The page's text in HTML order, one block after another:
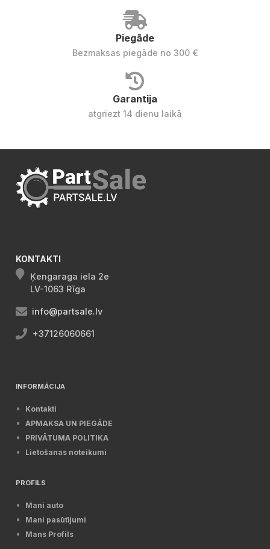
Piegāde
Bezmaksas piegāde no 300 €
Garantija
atgriezt 14 dienu laikā
KONTAKTI
Ķengaraga iela 2e
LV-1063 Rīga
info@partsale.lv
+37126060661
INFORMĀCIJA
Kontakti
APMAKSA UN PIEGĀDE
PRIVĀTUMA POLITIKA
Lietošanas noteikumi
PROFILS
Mani auto
Mani pasūtījumi
Mans Profils